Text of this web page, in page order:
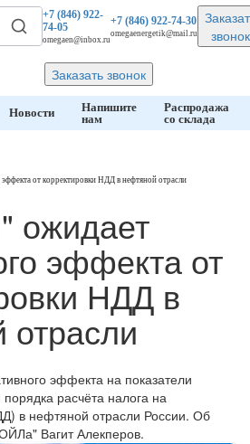
+7 (846)922-
74-05
omegaen@inbox.ru
+7 (846)922-74-30
omegaenergetik@mail.ru
звонок
Заказать звонок
Новости
Напишите
нам
Распродажа
со склада
от корректировки НДД в нефтяной отрасли
эффекта от
НДД в
эффекта на показатели
расчёта налога на
в нефтяной отрасли России. Об
Вагит Алекперов.